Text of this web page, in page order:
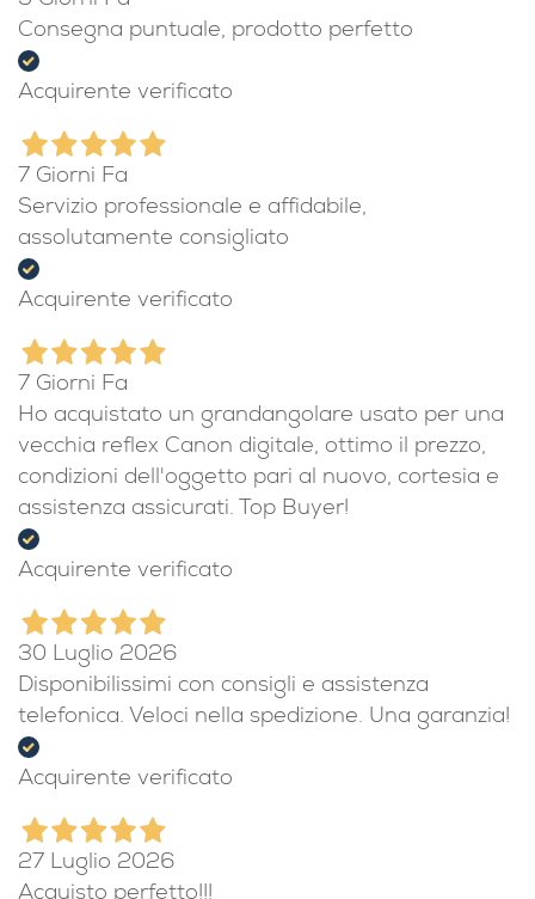
Acquirente verificato
5 Giorni Fa
Acquirente verificato
7 Giorni Fa
Servizio professionale e affidabile,
Acquirente verificato
7 Giorni Fa
Ho acquistato un grandangolare usato per una
vecchia reflex Canon digitale, ottimo il prezzo,
condizioni dell'oggetto pari al nuovo, cortesia e
Acquirente verificato
30 Luglio 2026
Disponibilissimi con consigli e assistenza
Acquirente verificato